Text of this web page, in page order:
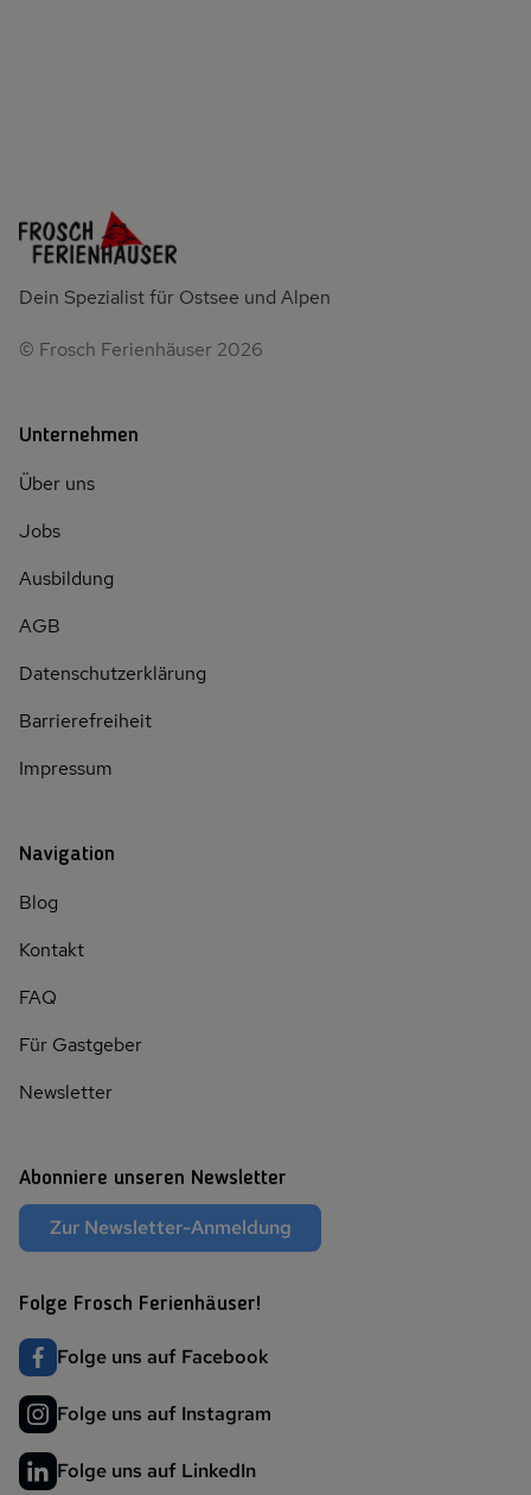
Dein Spezialist für Ostsee und Alpen
© Frosch Ferienhäuser 2026
Unternehmen
Über uns
Jobs
Ausbildung
AGB
Datenschutzerklärung
Barrierefreiheit
Impressum
Navigation
Blog
Kontakt
FAQ
Für Gastgeber
Newsletter
Abonniere unseren Newsletter
Zur Newsletter-Anmeldung
Folge Frosch Ferienhäuser!
Folge uns auf Facebook
Folge uns auf Instagram
Folge uns auf LinkedIn